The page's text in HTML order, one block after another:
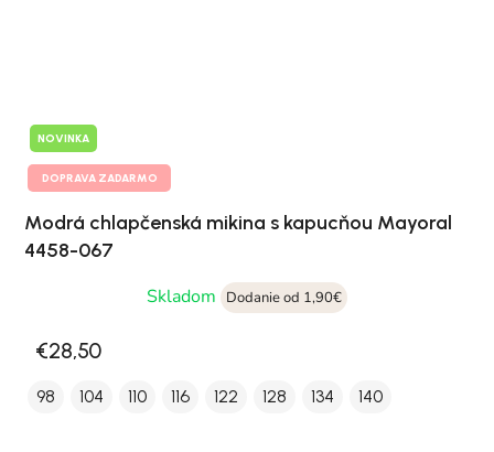
NOVINKA
DOPRAVA ZADARMO
Modrá chlapčenská mikina s kapucňou Mayoral
4458-067
Skladom
Dodanie od 1,90€
€28,50
98 104 110 116 122 128 134 140